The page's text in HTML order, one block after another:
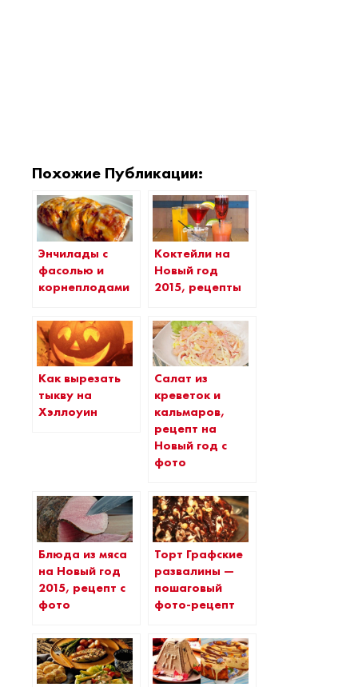
Похожие Публикации:
Энчилады с
фасолью и
корнеплодами
Коктейли на
Новый год
2015, рецепты
Как вырезать
тыкву на
Хэллоуин
Салат из
креветок и
кальмаров,
рецепт на
Новый год с
фото
Блюда из мяса
на Новый год
2015, рецепт с
фото
Торт Графские
развалины —
пошаговый
фото-рецепт